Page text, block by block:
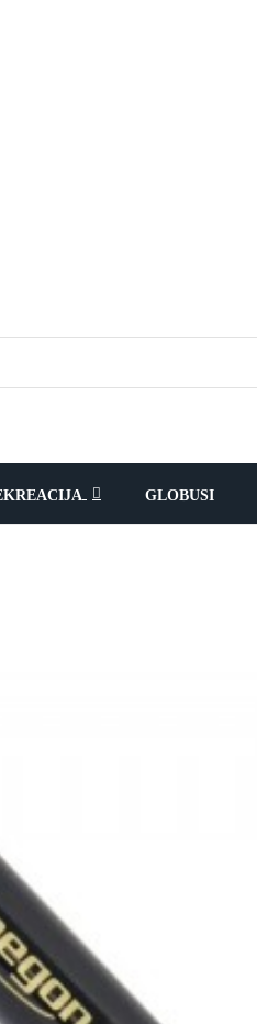
GLOBUSI